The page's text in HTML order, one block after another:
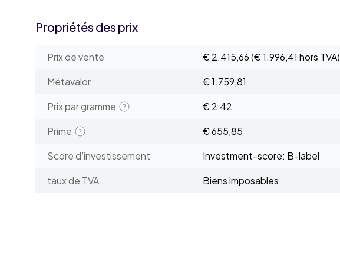
Propriétés des prix
Prix de vente € 2.415,66(€ 1.996,41 hors TVA)
Métavalor
€ 1.759,81
Prix par gramme
€ 2,42
Prime
€ 655,85
Score d'investissement
Investment-score: B-label
taux de TVA
Biens imposables